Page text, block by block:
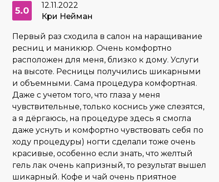
5.0
12.11.2022
Кри Нейман
Первый раз сходила в салон на наращивание
ресниц и маникюр. Очень комфортно
расположен для меня, близко к дому. Услуги
на высоте. Ресницы получились шикарными
и объемными. Сама процедура комфортная.
Даже с учетом того, что глаза у меня
чувствительные, только коснись уже слезятся,
а я дёргаюсь, на процедуре здесь я смогла
даже уснуть и комфортно чувствовать себя по
ходу процедуры) ногти сделали тоже очень
красивые, особенно если знать, что желтый
гель лак очень капризный, то результат вышел
шикарный. Кофе и чай очень приятное